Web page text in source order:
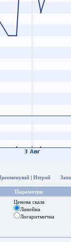
| Изтрий
Параметри
Ценова скала
Линейна
Логаритмична